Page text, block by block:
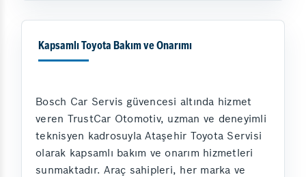
Kapsamlı Toyota Bakım ve Onarımı
Bosch Car Servis güvencesi altında hizmet
veren TrustCar Otomotiv, uzman ve deneyimli
teknisyen kadrosuyla Ataşehir Toyota Servisi
olarak kapsamlı bakım ve onarım hizmetleri
sunmaktadır. Araç sahipleri, her marka ve